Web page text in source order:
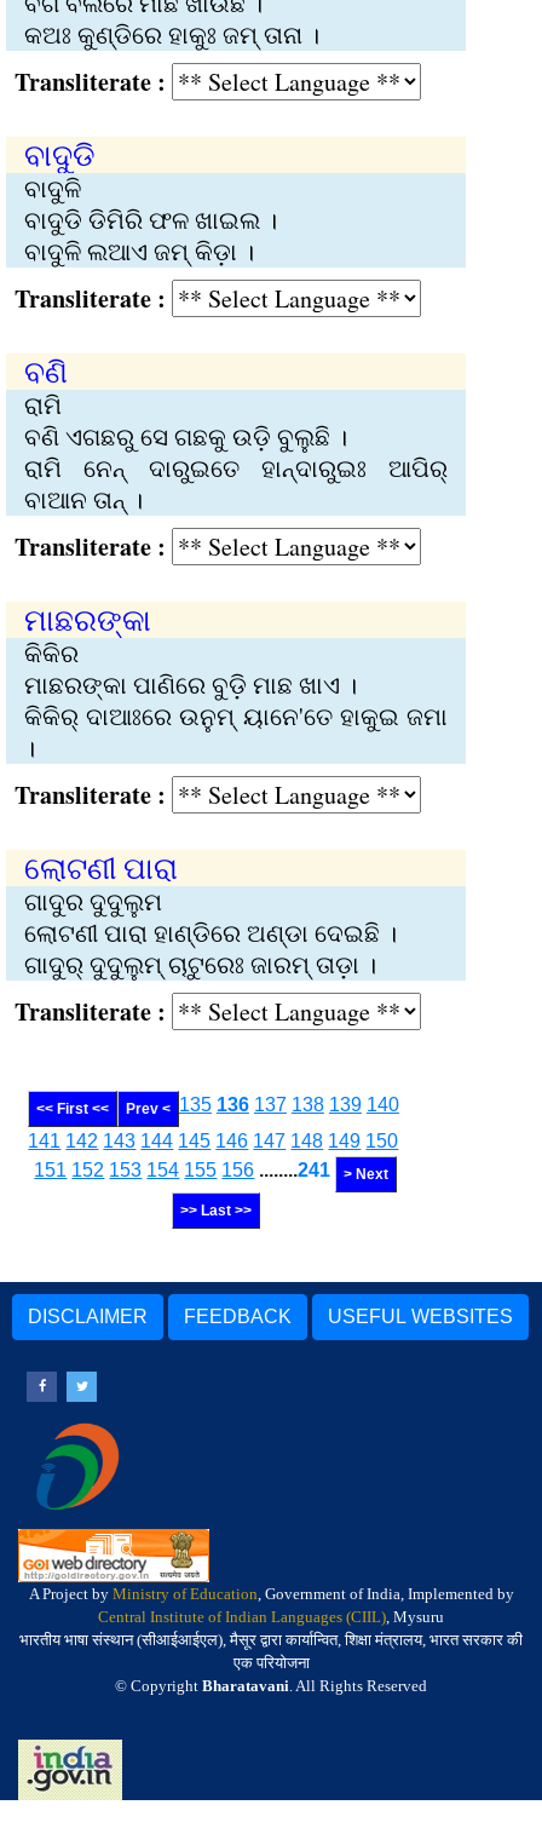
କଅଃ କୁଣ୍ଡିରେ ହାକୁଃ ଜମ୍‍ ତାନା ।
:
ବାଦୁଡି
ବାଦୁଳି
ବାଦୁଡି ଡିମିରି ଫଳ ଖାଇଲ ।
ବାଦୁଳି ଲଆଏ ଜମ୍‍ କିଡ଼ା ।
:
ବଣି
ରାମି
ବଣି ଏଗଛରୁ ସେ ଗଛକୁ ଉଡ଼ି ବୁଲୁଛି ।
ରାମି ନେନ୍ ଦାରୁଇତେ ହାନ୍‌ଦାରୁଇଃ ଆପିର୍
ବାଆନ ତାନ୍ ।
:
ମାଛରଙ୍କା
କିକିର
ମାଛରଙ୍କା ପାଣିରେ ବୁଡ଼ି ମାଛ ଖାଏ ।
କିକିର୍ ଦାଆଃରେ ଉନୁମ୍ ୟାନେ'ତେ ହାକୁଇ ଜମା
।
:
ଲୋଟଣୀ ପାରା
ଗାଦୁର ଦୁଦୁଲୁମ
ଲୋଟଣୀ ପାରା ହାଣ୍ଡିରେ ଅଣ୍ଡା ଦେଇଛି ।
ଗାଦୁର୍ ଦୁଦୁଲୁମ୍ ଚାଟୁରେଃ ଜାରମ୍ ତାଡ଼ା ।
:
<< First << Prev < 135 136 137 138 139 140
141 142 143 144 145 146 147 148 149 150
151 152 153 154 155 156 ........241 > Next
>> Last >>
DISCLAIMER FEEDBACK USEFUL WEBSITES
A Project by Ministry of Education, Government of India, Implemented by
Central Institute of Indian Languages (CIIL), Mysuru
भारतीय भाषा संस्थान (सीआईआईएल), मैसूर द्वारा कार्यान्वित, शिक्षा मंत्रालय, भारत सरकार की
एक परियोजना
© Copyright Bharatavani. All Rights Reserved